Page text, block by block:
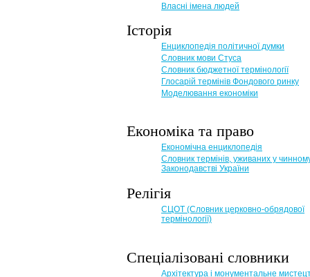
Власні імена людей
Історія
Енциклопедія політичної думки
Словник мови Стуса
Словник бюджетної термінології
Глосарій термінів Фондового ринку
Моделювання економіки
Економіка та право
Eкономічна енциклопедія
Словник термінів, уживаних у
Законодавстві України
Релігія
СЦОТ (Словник церковно-обрядової
термінології)
Спеціалізовані словники
Архітектура і монументальне